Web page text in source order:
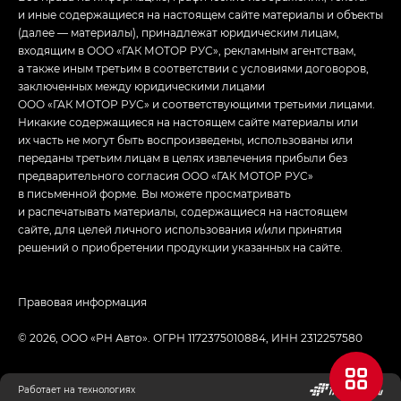
и иные содержащиеся на настоящем сайте материалы и объекты
(далее — материалы), принадлежат юридическим лицам,
входящим в ООО «ГАК МОТОР РУС», рекламным агентствам,
а также иным третьим в соответствии с условиями договоров,
заключенных между юридическими лицами
ООО «ГАК МОТОР РУС» и соответствующими третьими лицами.
Никакие содержащиеся на настоящем сайте материалы или
их часть не могут быть воспроизведены, использованы или
переданы третьим лицам в целях извлечения прибыли без
предварительного согласия ООО «ГАК МОТОР РУС»
в письменной форме. Вы можете просматривать
и распечатывать материалы, содержащиеся на настоящем
сайте, для целей личного использования и/или принятия
решений о приобретении продукции указанных на сайте.
© 2026, ООО «РН Авто». ОГРН 1172375010884, ИНН 2312257580
Правовая информация
Работает на технологиях